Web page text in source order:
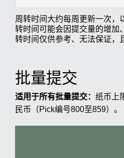
周转时间大约每周更新一次，
转时间可能会因提交量的增加
转时间仅供参考、无法保证，
批量提交
适用于所有批量提交： 纸币上
民币（Pick编号800至859）。